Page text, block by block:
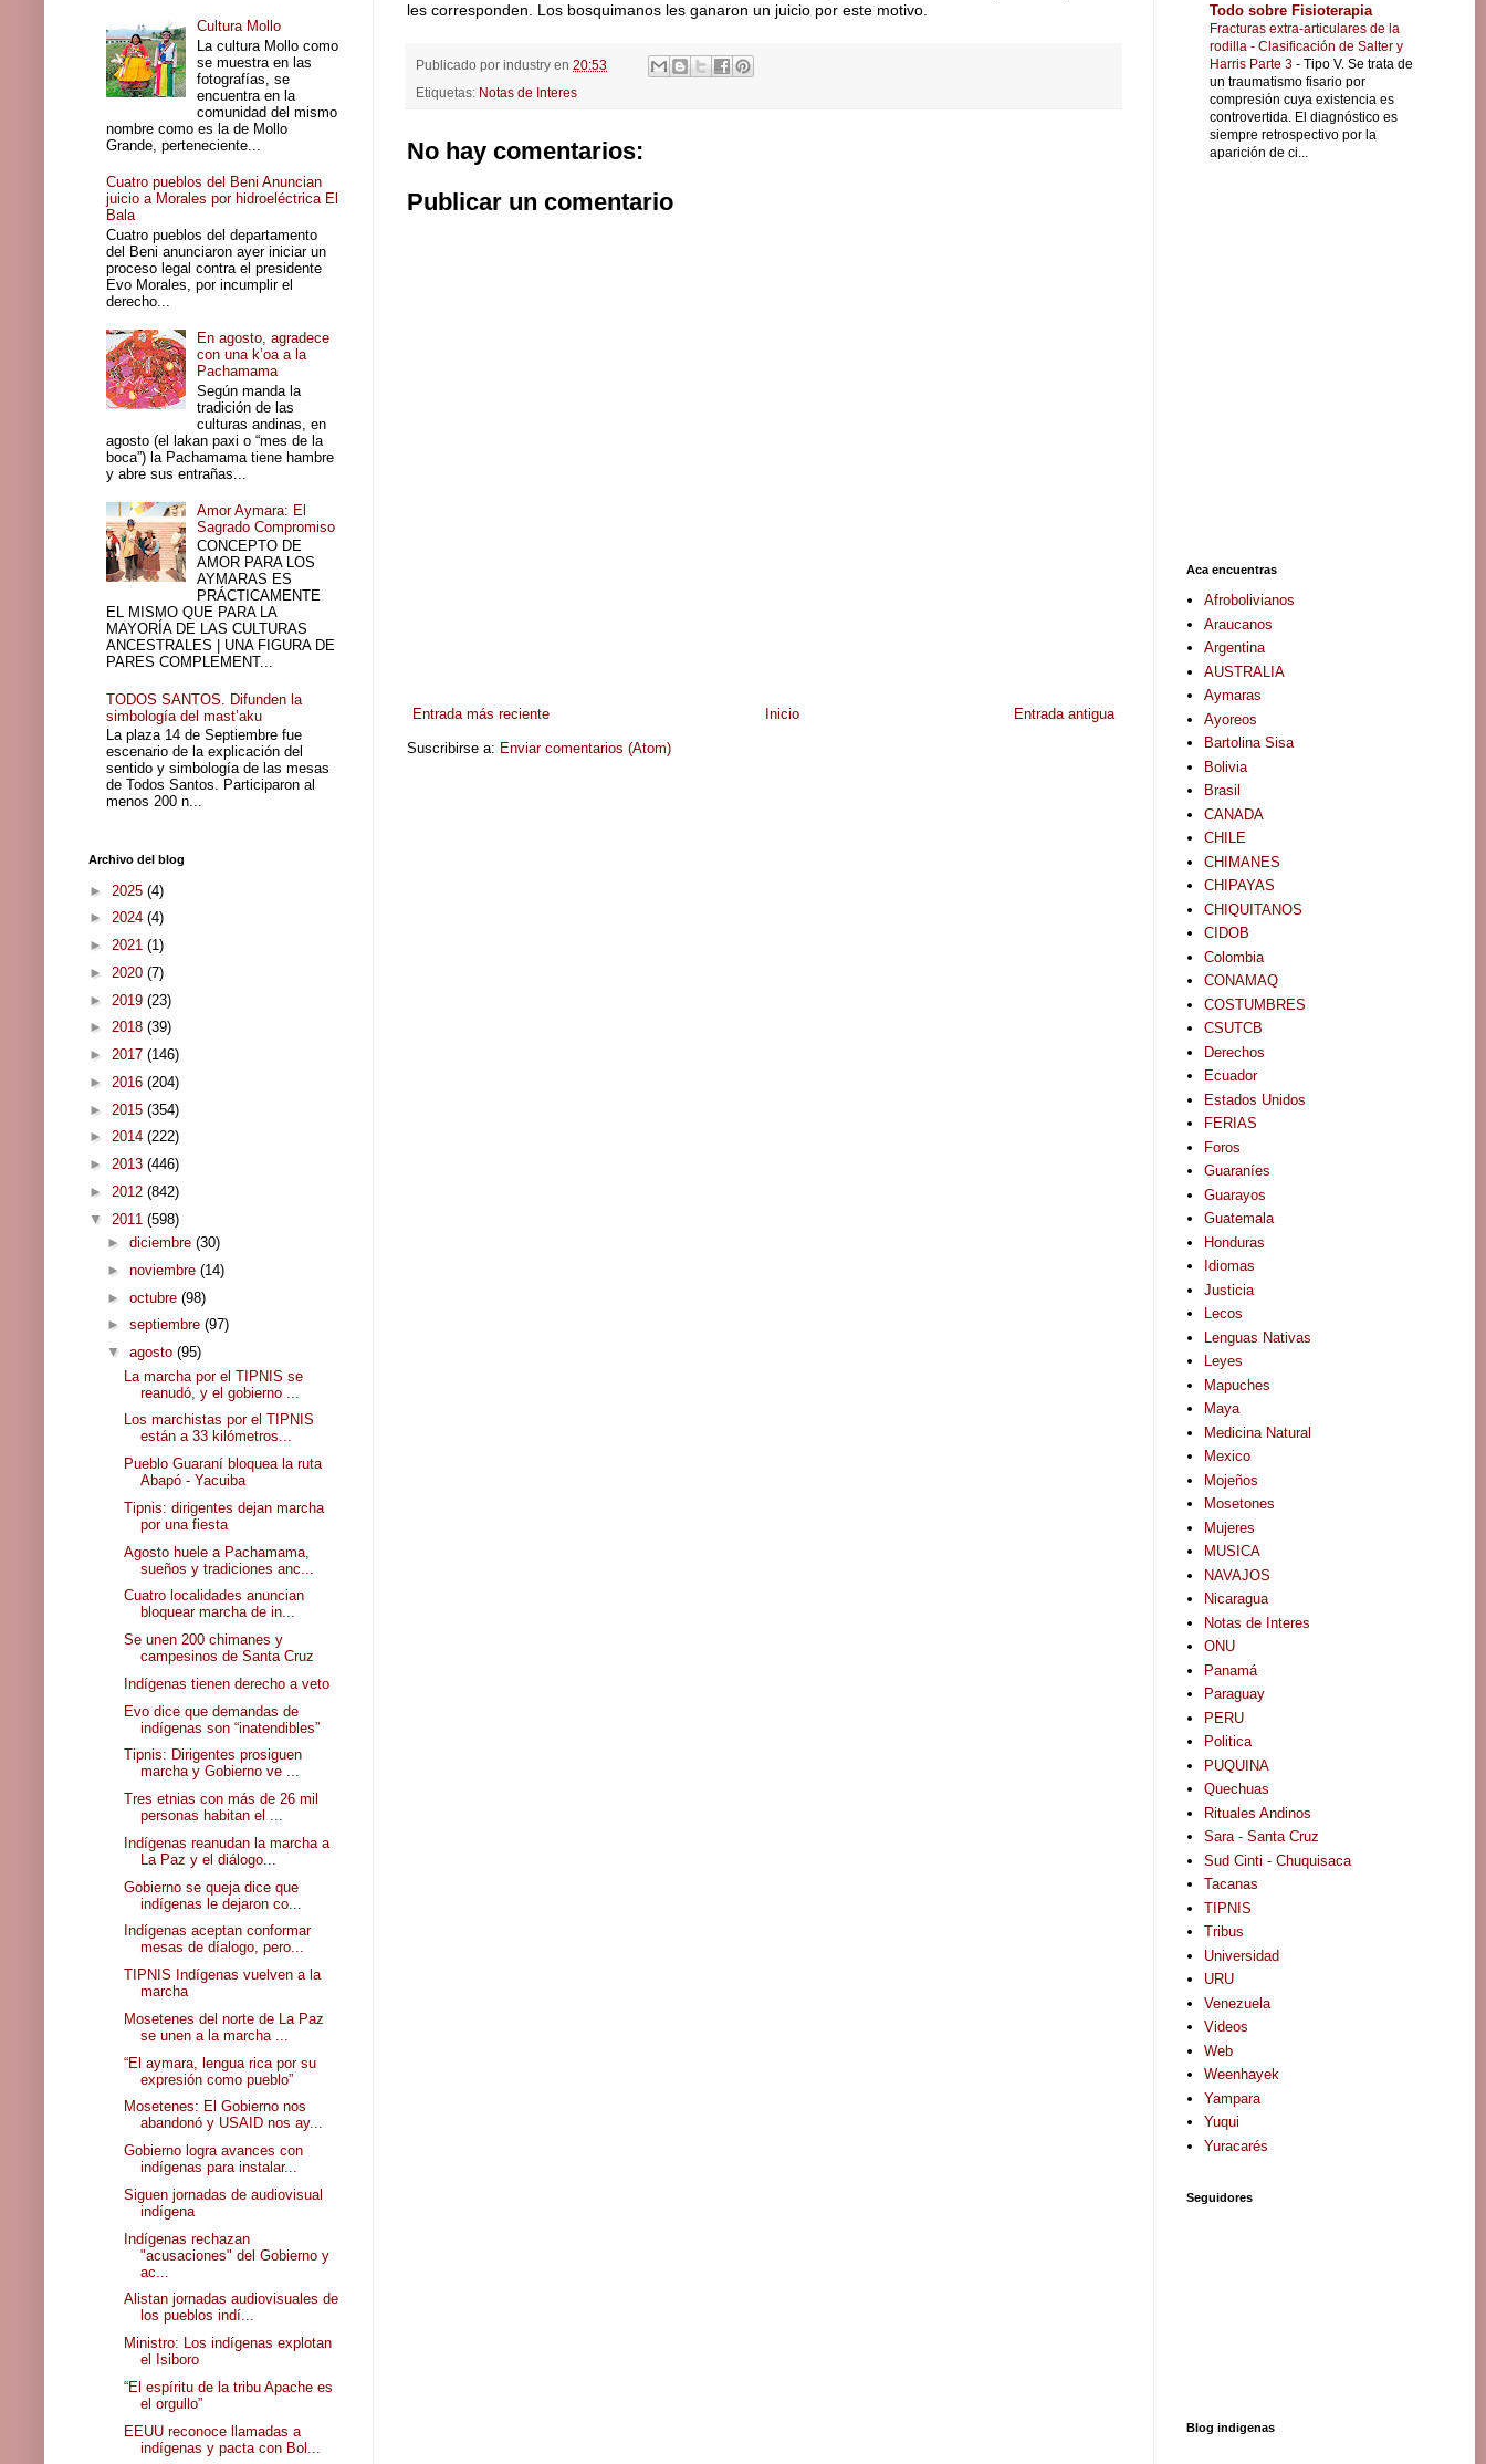
les corresponden. Los bosquimanos les ganaron un juicio por este motivo.
Publicado por industry en 20:53
Etiquetas: Notas de Interes
No hay comentarios:
Publicar un comentario
Entrada más reciente Entrada antigua
Inicio
Suscribirse a: Enviar comentarios (Atom)
Cultura Mollo
La cultura Mollo como
se muestra en las
fotografías, se
encuentra en la
comunidad del mismo
nombre como es la de Mollo
Grande, perteneciente...
Cuatro pueblos del Beni Anuncian
juicio a Morales por hidroeléctrica El
Bala
Cuatro pueblos del departamento
del Beni anunciaron ayer iniciar un
proceso legal contra el presidente
Evo Morales, por incumplir el
derecho...
En agosto, agradece
con una k’oa a la
Pachamama
Según manda la
tradición de las
culturas andinas, en
agosto (el lakan paxi o “mes de la
boca”) la Pachamama tiene hambre
y abre sus entrañas...
Amor Aymara: El
Sagrado Compromiso
CONCEPTO DE
AMOR PARA LOS
AYMARAS ES
PRÁCTICAMENTE
EL MISMO QUE PARA LA
MAYORÍA DE LAS CULTURAS
ANCESTRALES | UNA FIGURA DE
PARES COMPLEMENT...
TODOS SANTOS. Difunden la
simbología del mast’aku
La plaza 14 de Septiembre fue
escenario de la explicación del
sentido y simbología de las mesas
de Todos Santos. Participaron al
menos 200 n...
Archivo del blog
► 2025 (4)
► 2024 (4)
► 2021 (1)
► 2020 (7)
► 2019 (23)
► 2018 (39)
► 2017 (146)
► 2016 (204)
► 2015 (354)
► 2014 (222)
► 2013 (446)
► 2012 (842)
▼ 2011 (598)
► diciembre (30)
► noviembre (14)
► octubre (98)
► septiembre (97)
▼ agosto (95)
La marcha por el TIPNIS se
reanudó, y el gobierno ...
Los marchistas por el TIPNIS
están a 33 kilómetros...
Pueblo Guaraní bloquea la ruta
Abapó - Yacuiba
Tipnis: dirigentes dejan marcha
por una fiesta
Agosto huele a Pachamama,
sueños y tradiciones anc...
Cuatro localidades anuncian
bloquear marcha de in...
Se unen 200 chimanes y
campesinos de Santa Cruz
Indígenas tienen derecho a veto
Evo dice que demandas de
indígenas son “inatendibles”
Tipnis: Dirigentes prosiguen
marcha y Gobierno ve ...
Tres etnias con más de 26 mil
personas habitan el ...
Indígenas reanudan la marcha a
La Paz y el diálogo...
Gobierno se queja dice que
indígenas le dejaron co...
Indígenas aceptan conformar
mesas de díalogo, pero...
TIPNIS Indígenas vuelven a la
marcha
Mosetenes del norte de La Paz
se unen a la marcha ...
“El aymara, lengua rica por su
expresión como pueblo”
Mosetenes: El Gobierno nos
abandonó y USAID nos ay...
Gobierno logra avances con
indígenas para instalar...
Siguen jornadas de audiovisual
indígena
Indígenas rechazan
"acusaciones" del Gobierno y
ac...
Alistan jornadas audiovisuales de
los pueblos indí...
Ministro: Los indígenas explotan
el Isiboro
“El espíritu de la tribu Apache es
el orgullo”
EEUU reconoce llamadas a
indígenas y pacta con Bol...
Todo sobre Fisioterapia
Fracturas extra-articulares de la
rodilla - Clasificación de Salter y
Harris Parte 3 - Tipo V. Se trata de
un traumatismo fisario por
compresión cuya existencia es
controvertida. El diagnóstico es
siempre retrospectivo por la
aparición de ci...
Aca encuentras
Afrobolivianos
Araucanos
Argentina
AUSTRALIA
Aymaras
Ayoreos
Bartolina Sisa
Bolivia
Brasil
CANADA
CHILE
CHIMANES
CHIPAYAS
CHIQUITANOS
CIDOB
Colombia
CONAMAQ
COSTUMBRES
CSUTCB
Derechos
Ecuador
Estados Unidos
FERIAS
Foros
Guaraníes
Guarayos
Guatemala
Honduras
Idiomas
Justicia
Lecos
Lenguas Nativas
Leyes
Mapuches
Maya
Medicina Natural
Mexico
Mojeños
Mosetones
Mujeres
MUSICA
NAVAJOS
Nicaragua
Notas de Interes
ONU
Panamá
Paraguay
PERU
Politica
PUQUINA
Quechuas
Rituales Andinos
Sara - Santa Cruz
Sud Cinti - Chuquisaca
Tacanas
TIPNIS
Tribus
Universidad
URU
Venezuela
Videos
Web
Weenhayek
Yampara
Yuqui
Yuracarés
Seguidores
Blog indigenas